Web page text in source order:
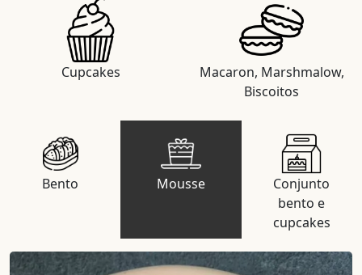
Cupcakes
Macaron, Marshmalow,
Biscoitos
Bento Mousse
Conjunto
bento e
cupcakes